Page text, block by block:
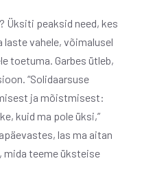
Üksiti peaksid need, kes
laste vahele, võimalusel
toetuma. Garbes ütleb,
“Solidaarsuse
ja mõistmisest:
kuid ma pole üksi,”
las ma aitan
mida teeme üksteise